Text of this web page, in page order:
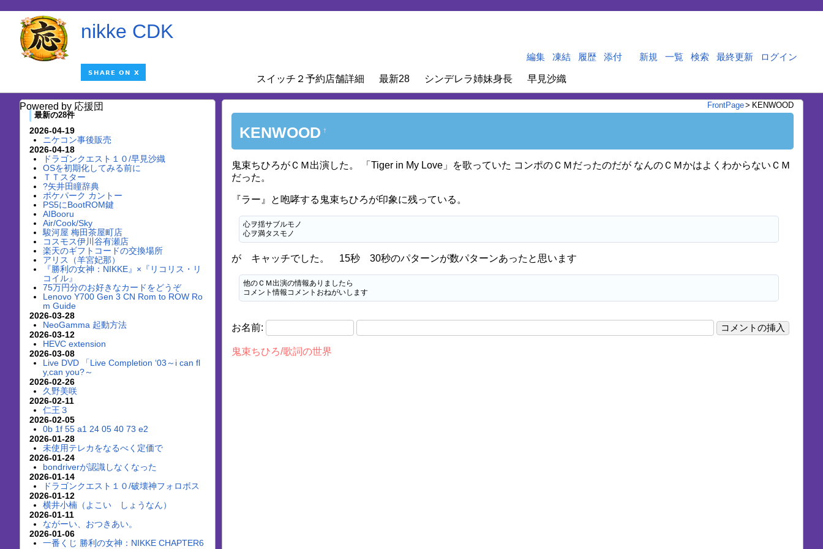
nikke CDK
Powered by 応援団
編集 凍結 履歴 添付 新規 一覧 検索 最終更新 ログイン
スイッチ２予約店舗詳細 最新28 シンデレラ姉妹身長 早見沙織
FrontPage> KENWOOD
KENWOOD †
鬼束ちひろがＣＭ出演した。 「Tiger in My Love」を歌っていた コンポのＣＭだったのだが なんのＣＭかはよくわからないＣＭ
だった。
『ラー』と咆哮する鬼束ちひろが印象に残っている。
心ヲ揺サブルモノ
心ヲ満タスモノ
が キャッチでした。 15秒 30秒のパターンが数パターンあったと思います
他のＣＭ出演の情報ありましたら
コメント情報コメントおねがいします
お名前:
鬼束ちひろ/歌詞の世界
最新の28件
2026-04-19
ニケコン事後販売
2026-04-18
ドラゴンクエスト１０/早見沙織
OSを初期化してみる前に
ＴＴスター
?矢井田瞳辞典
ポケパーク カントー
PS5にBootROM鍵
AIBooru
Air/Cook/Sky
駿河屋 梅田茶屋町店
コスモス伊川谷有瀬店
楽天のギフトコードの交換場所
アリス（羊宮妃那）
『勝利の女神：NIKKE』×『リコリス・リ
コイル』
75万円分のお好きなカードをどうぞ
Lenovo Y700 Gen 3 CN Rom to ROW Ro
m Guide
2026-03-28
NeoGamma 起動方法
2026-03-12
HEVC extension
2026-03-08
Live DVD 「Live Completion ‘03～i can fl
y,can you?～
2026-02-26
久野美咲
2026-02-11
仁王３
2026-02-05
0b 1f 55 a1 24 05 40 73 e2
2026-01-28
未使用テレカをなるべく定価で
2026-01-24
bondriverが認識しなくなった
2026-01-14
ドラゴンクエスト１０/破壊神フォロボス
2026-01-12
横井小楠（よこい しょうなん）
2026-01-11
ながーい、おつきあい。
2026-01-06
一番くじ 勝利の女神：NIKKE CHAPTER6